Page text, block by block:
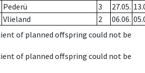
Pederü 3 27.05.
Vlieland 2 06.06.
of planned offspring could not be
of planned offspring could not be